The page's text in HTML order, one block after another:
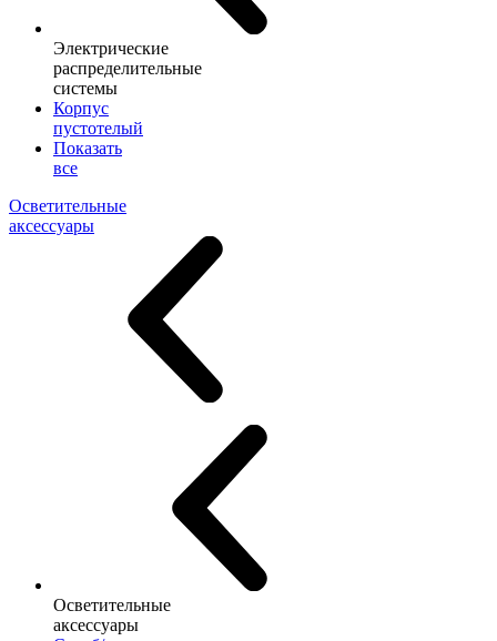
Электрические
распределительные
системы
Корпус
пустотелый
Показать
все
Осветительные
аксессуары
Осветительные
аксессуары